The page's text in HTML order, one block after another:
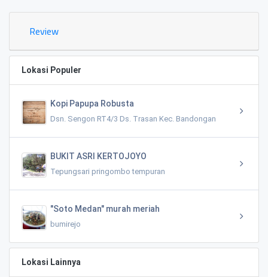
Review
Lokasi Populer
Kopi Papupa Robusta
Dsn. Sengon RT4/3 Ds. Trasan Kec. Bandongan
BUKIT ASRI KERTOJOYO
Tepungsari pringombo tempuran
"Soto Medan" murah meriah
bumirejo
Lokasi Lainnya